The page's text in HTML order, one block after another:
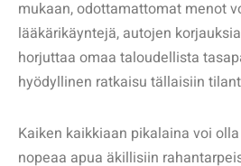
mukaan, odottamattomat menot
lääkärikäyntejä, autojen
horjuttaa omaa taloudellista
hyödyllinen ratkaisu tällaisiin
Kaiken kaikkiaan pikalaina voi
nopeaa apua äkillisiin